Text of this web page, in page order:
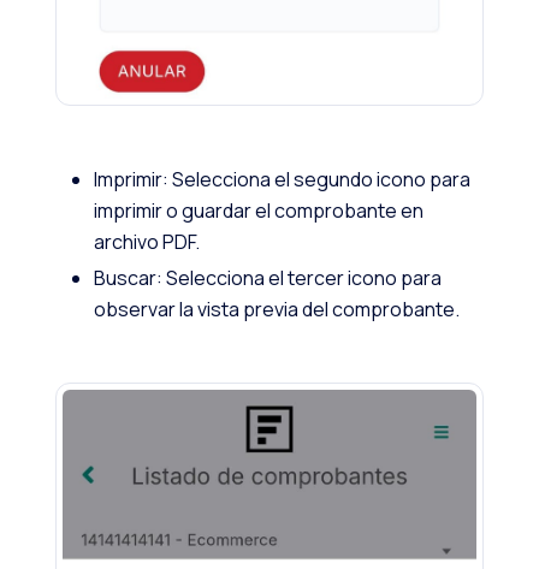
Imprimir: Selecciona el segundo icono para
imprimir o guardar el comprobante en
archivo PDF.
Buscar: Selecciona el tercer icono para
observar la vista previa del comprobante.